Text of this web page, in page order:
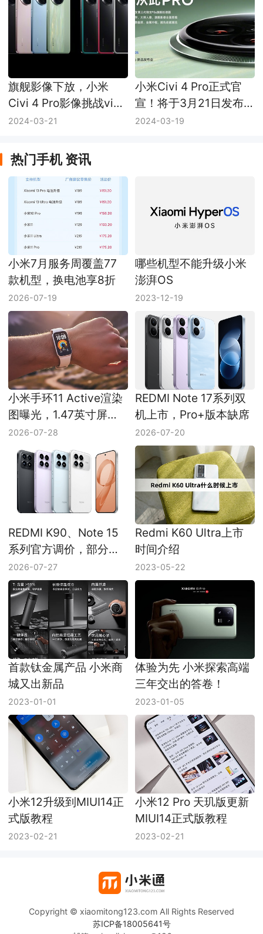
旗舰影像下放，小米
Civi 4 Pro影像挑战vivo
X100？
2024-03-21
小米Civi 4 Pro正式官
宣！将于3月21日发布
首发第三代骁龙8s
2024-03-19
热门手机 资讯
小米7月服务周覆盖77
款机型，换电池享8折
2026-07-19
哪些机型不能升级小米
澎湃OS
2023-12-19
小米手环11 Active渲染
图曝光，1.47英寸屏幕
和300mAh电池受关注
2026-07-28
REDMI Note 17系列双
机上市，Pro+版本缺席
2026-07-20
REDMI K90、Note 15
系列官方调价，部分机
型价格上浮
2026-07-27
Redmi K60 Ultra上市
时间介绍
2023-05-22
首款钛金属产品 小米商
城又出新品
2023-01-01
体验为先 小米探索高端
三年交出的答卷！
2023-01-05
小米12升级到MIUI14正
式版教程
2023-02-21
小米12 Pro 天玑版更新
MIUI14正式版教程
2023-02-21
Copyright © xiaomitong123.com All Rights Reserved
苏ICP备18005641号